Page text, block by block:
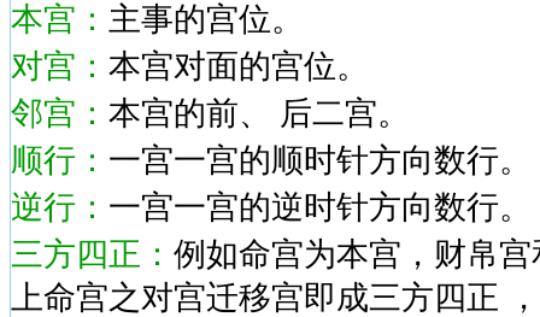
本宫： 主事的宫位。
对宫： 本宫对面的宫位。
邻宫： 本宫的前、 后二宫。
顺行 ： 一宫一宫的顺时针方向数行。
逆行 ： 一宫一宫的逆时针方向数行。
三方四正： 例如命宫为本宫，财帛
上命宫之对宫迁移宫即成三方四正